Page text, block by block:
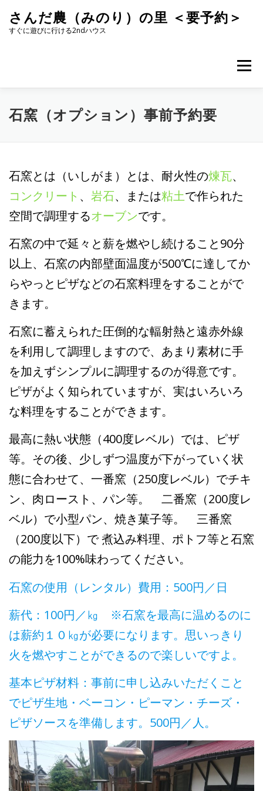
キ
さんだ農（みのり）の里 ＜要予約＞
すぐに遊びに行ける2ndハウス
メニュー
石窯（オプション）事前予約要
石窯とは（いしがま）とは、耐火性の煉瓦、
コンクリート 、 岩石、または粘土で作られた
空間で調理するオーブンです。
石窯の中で延々と薪を燃やし続けること90分
以上、石窯の内部壁面温度が500℃に達してか
らやっとピザなどの石窯料理をすることがで
きます。
石窯に蓄えられた圧倒的な輻射熱と遠赤外線
を利用して調理しますので、あまり素材に手
を加えずシンプルに調理するのが得意です。
ピザがよく知られていますが、実はいろいろ
な料理をすることができます。
最高に熱い状態（400度レベル）では、ピザ
等。その後、少しずつ温度が下がっていく状
態に合わせて、一番窯（250度レベル）でチキ
ン、肉ロースト、パン等。 二番窯（200度レ
ベル）で小型パン、焼き菓子等。 三番窯
（200度以下）で 煮込み料理、ポトフ等と石窯
の能力を100%味わってください。
石窯の使用（レンタル）費用：500円／日
薪代：100円／㎏ ※石窯を最高に温めるのに
は薪約１０㎏が必要になります。思いっきり
火を燃やすことができるので楽しいですよ。
基本ピザ材料：事前に申し込みいただくこと
でピザ生地・ベーコン・ピーマン・チーズ・
ピザソースを準備します。500円／人。